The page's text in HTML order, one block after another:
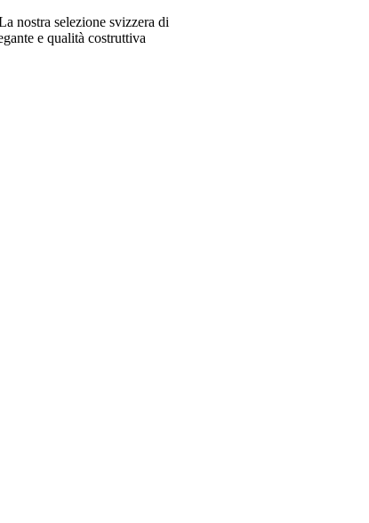
nostra selezione svizzera di
e qualità costruttiva